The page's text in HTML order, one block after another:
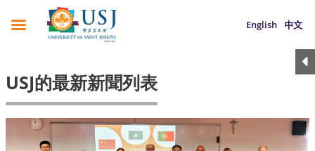
English 中文
USJ的最新新聞列表